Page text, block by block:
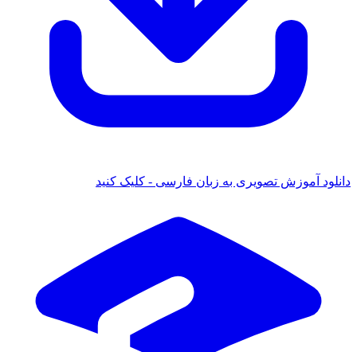
دانلود آموزش تصویری به زبان فارسی - کلیک کنید